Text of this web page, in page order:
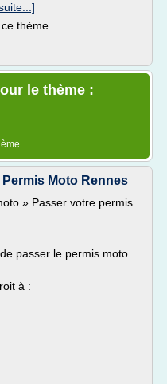
thème
le thème :
Moto Rennes
» Passer votre permis
passer le permis moto
à :